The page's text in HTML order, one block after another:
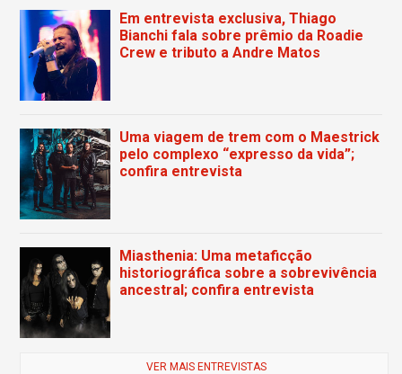
Em entrevista exclusiva, Thiago
Bianchi fala sobre prêmio da Roadie
Crew e tributo a Andre Matos
Uma viagem de trem com o Maestrick
pelo complexo “expresso da vida”;
confira entrevista
Miasthenia: Uma metaficção
historiográfica sobre a sobrevivência
ancestral; confira entrevista
VER MAIS ENTREVISTAS